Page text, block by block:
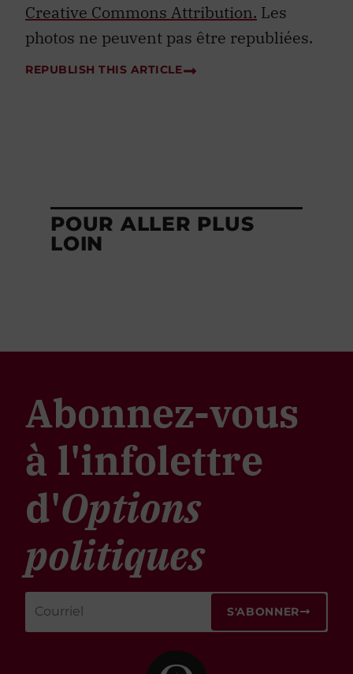
Creative Commons Attribution. Les
photos ne peuvent pas être republiées.
REPUBLISH THIS ARTICLE
POUR ALLER PLUS
LOIN
Abonnez-vous
à l'infolettre
d'Options
politiques
S'ABONNER